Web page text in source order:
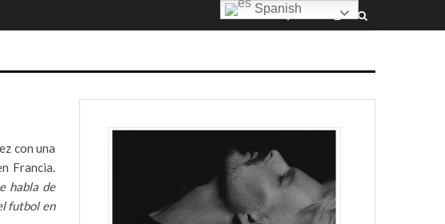
con una
Francia.
habla de
futbol en
Spanish